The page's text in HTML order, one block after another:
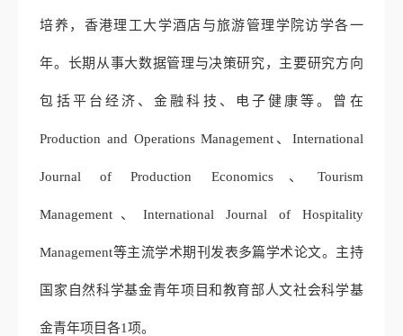
培养，香港理工大学酒店与旅游管理学院访学各一
年。长期从事大数据管理与决策研究，主要研究方向
包括平台经济、金融科技、电子健康等。曾在
Production and Operations Management 、 International
Journal of Production Economics、 Tourism
Management 、 International Journal of Hospitality
Management等主流学术期刊发表多篇学术论文。主持
国家自然科学基金青年项目和教育部人文社会科学基
金青年项目各1项。